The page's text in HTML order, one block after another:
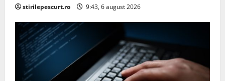
stirilepescurt.ro 9:43, 6 august 2026